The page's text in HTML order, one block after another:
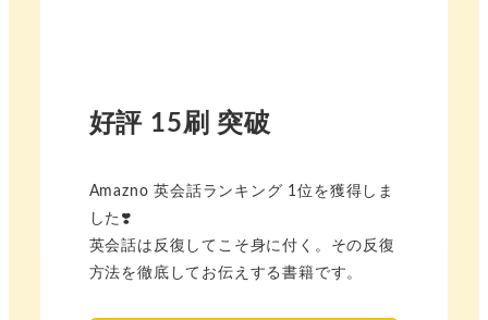
好評 15刷 突破
Amazno 英会話ランキング 1位を獲得しま
した❣️
英会話は反復してこそ身に付く。その反復
方法を徹底してお伝えする書籍です。